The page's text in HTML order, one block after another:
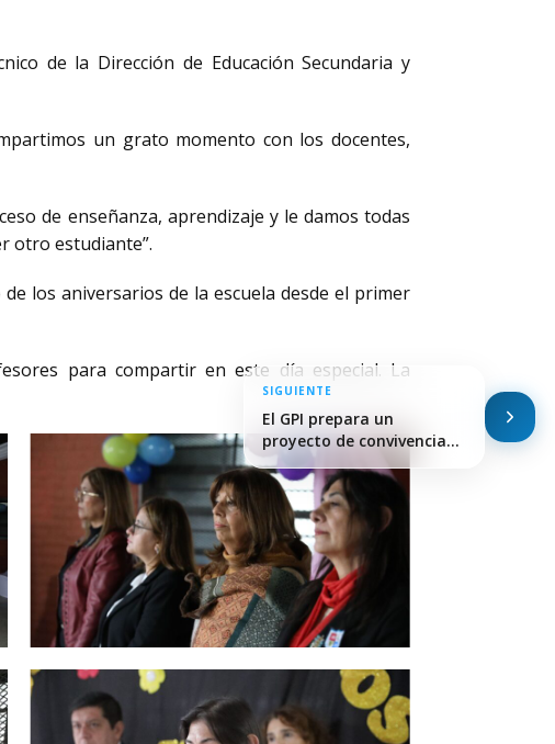
de la Dirección de Educación Secundaria y
un grato momento con los docentes,
de enseñanza, aprendizaje y le damos todas
otro estudiante”.
los aniversarios de la escuela desde el primer
para compartir en este día especial. La
SIGUIENTE
El GPI prepara un
proyecto de convivencia…